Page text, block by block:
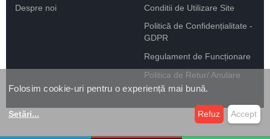
Despre noi
Conditii de Utilizare Site
Politică de Confidențialitate -
GDPR
Regulament de Funcționare
Politica de Retur/ Anulare
Folosim cookie-uri pentru o experiență mai bună.
Setări... Refuz Accept